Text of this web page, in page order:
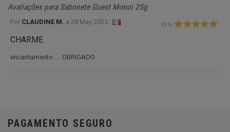
Avaliações para Sabonete Guest Monoi 25g
Por CLAUDINE M. a 28 May 2025 : ( 5/ 5)
CHARME
encantamento .... OBRIGADO
PAGAMENTO SEGURO